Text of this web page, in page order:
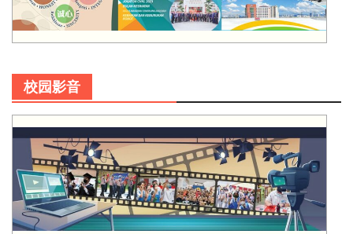
校园影音